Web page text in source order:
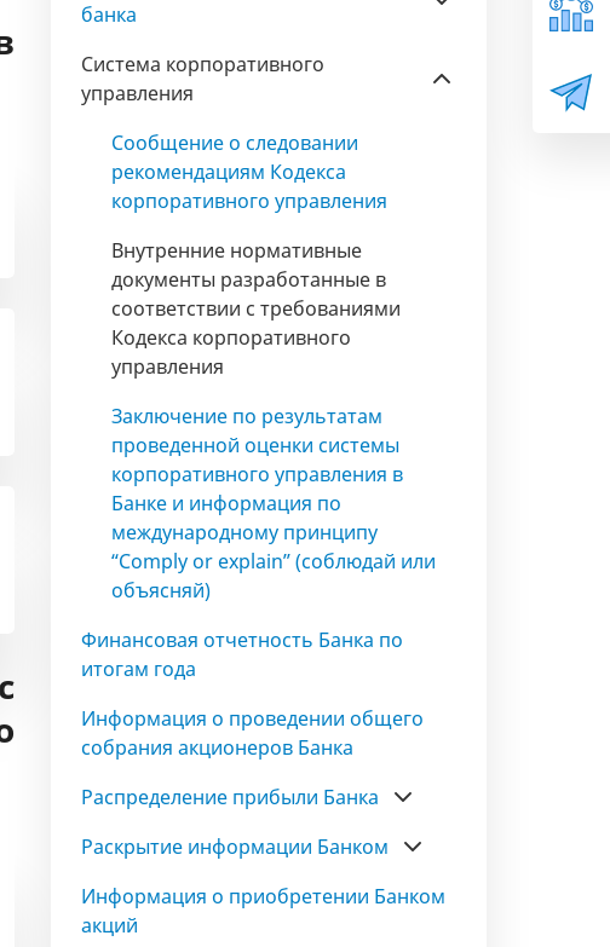
банка
Система корпоративного
управления
Сообщение о следовании
рекомендациям Кодекса
корпоративного управления
Внутренние нормативные
документы разработанные в
соответствии с требованиями
Кодекса корпоративного
управления
Заключение по результатам
проведенной оценки системы
корпоративного управления в
Банке и информация по
международному принципу
“Comply or explain” (соблюдай или
объясняй)
Финансовая отчетность Банка по
итогам года
Информация о проведении общего
собрания акционеров Банка
Распределение прибыли Банка
Раскрытие информации Банком
Информация о приобретении Банком
акций